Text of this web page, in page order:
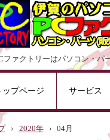
ファクトリーはパソコン・パ
ップページ サービス
› 2020年 › 04月